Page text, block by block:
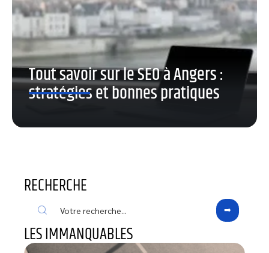
Tout savoir sur le SEO à Angers :
stratégies et bonnes pratiques
RECHERCHE
LES IMMANQUABLES